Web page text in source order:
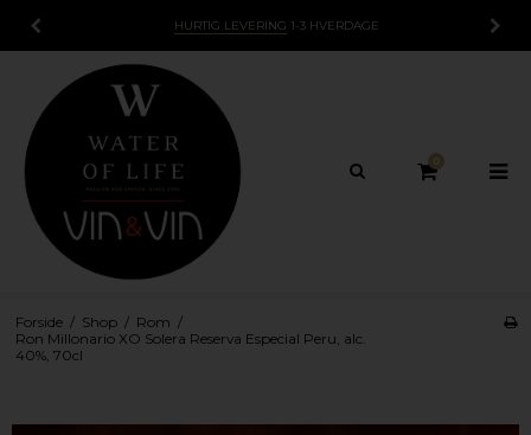
15 DAGESFORTRYDELSESRET
0
Forside / Shop / Rom /
Ron Millonario XO Solera Reserva Especial Peru, alc.
40%, 70cl